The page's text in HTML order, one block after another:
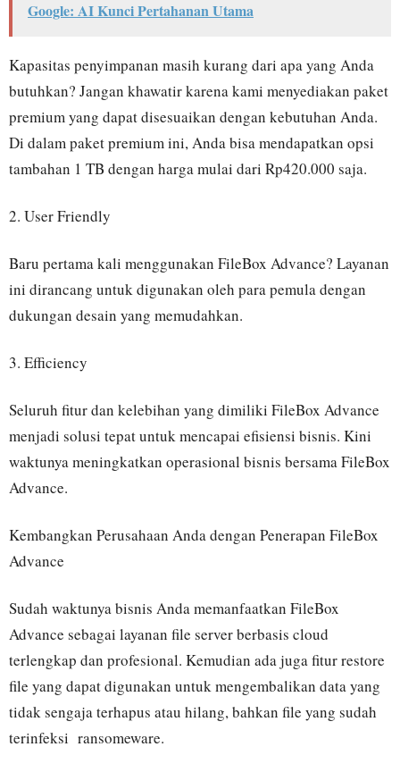
Google: AI Kunci Pertahanan Utama
Kapasitas penyimpanan masih kurang dari apa yang Anda
butuhkan? Jangan khawatir karena kami menyediakan paket
premium yang dapat disesuaikan dengan kebutuhan Anda.
Di dalam paket premium ini, Anda bisa mendapatkan opsi
tambahan 1 TB dengan harga mulai dari Rp420.000 saja.
2. User Friendly
Baru pertama kali menggunakan FileBox Advance? Layanan
ini dirancang untuk digunakan oleh para pemula dengan
dukungan desain yang memudahkan.
3. Efficiency
Seluruh fitur dan kelebihan yang dimiliki FileBox Advance
menjadi solusi tepat untuk mencapai efisiensi bisnis. Kini
waktunya meningkatkan operasional bisnis bersama FileBox
Advance.
Kembangkan Perusahaan Anda dengan Penerapan FileBox
Advance
Sudah waktunya bisnis Anda memanfaatkan FileBox
Advance sebagai layanan file server berbasis cloud
terlengkap dan profesional. Kemudian ada juga fitur restore
file yang dapat digunakan untuk mengembalikan data yang
tidak sengaja terhapus atau hilang, bahkan file yang sudah
terinfeksi ransomeware.